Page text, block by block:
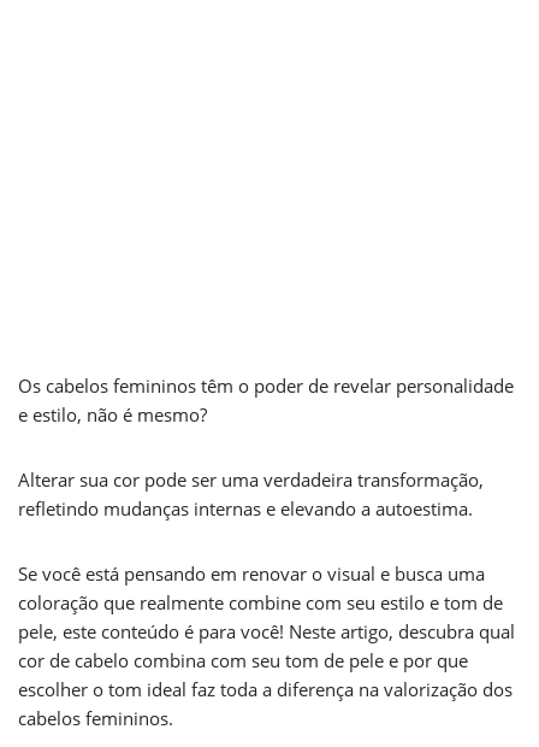
Os cabelos femininos têm o poder de revelar personalidade
e estilo, não é mesmo?
Alterar sua cor pode ser uma verdadeira transformação,
refletindo mudanças internas e elevando a autoestima.
Se você está pensando em renovar o visual e busca uma
coloração que realmente combine com seu estilo e tom de
pele, este conteúdo é para você! Neste artigo, descubra qual
cor de cabelo combina com seu tom de pele e por que
escolher o tom ideal faz toda a diferença na valorização dos
cabelos femininos.